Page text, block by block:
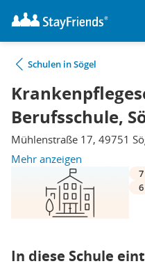
Schulen in Sögel
Berufsschule,
Mühlenstraße 17, 49751
Mehr anzeigen
7
6
In diese Schule